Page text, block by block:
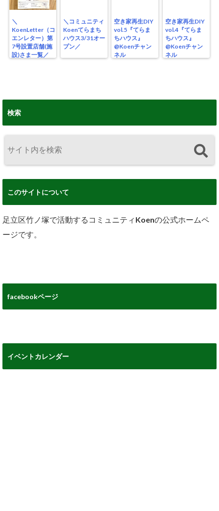
＼
KoenLetter（コ
エンレター）第
7号設置店舗(施
設)さま一覧／
＼コミュニティ
Koenてらまち
ハウス3/31オー
プン／
空き家再生DIY
vol.5『てらま
ちハウス』
@Koenチャン
ネル
空き家再生DIY
vol.4『てらま
ちハウス』
@Koenチャン
ネル
検索
このサイトについて
足立区竹ノ塚で活動するコミュニティKoenの公式ホームペ
ージです。
facebookページ
イベントカレンダー